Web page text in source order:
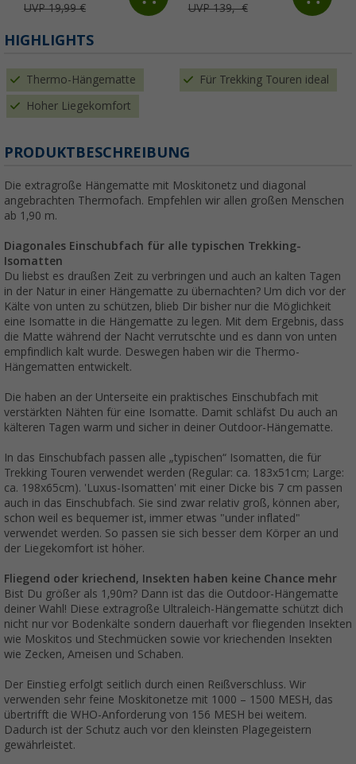
UVP 19,99 € UVP 139,- €
HIGHLIGHTS
Thermo-Hängematte Für Trekking Touren ideal
Hoher Liegekomfort
PRODUKTBESCHREIBUNG
Die extragroße Hängematte mit Moskitonetz und diagonal
angebrachten Thermofach. Empfehlen wir allen großen Menschen
ab 1,90 m.
Diagonales Einschubfach für alle typischen Trekking-
Isomatten
Du liebst es draußen Zeit zu verbringen und auch an kalten Tagen
in der Natur in einer Hängematte zu übernachten? Um dich vor der
Kälte von unten zu schützen, blieb Dir bisher nur die Möglichkeit
eine Isomatte in die Hängematte zu legen. Mit dem Ergebnis, dass
die Matte während der Nacht verrutschte und es dann von unten
empfindlich kalt wurde. Deswegen haben wir die Thermo-
Hängematten entwickelt.
Die haben an der Unterseite ein praktisches Einschubfach mit
verstärkten Nähten für eine Isomatte. Damit schläfst Du auch an
kälteren Tagen warm und sicher in deiner Outdoor-Hängematte.
In das Einschubfach passen alle „typischen“ Isomatten, die für
Trekking Touren verwendet werden (Regular: ca. 183x51cm; Large:
ca. 198x65cm). 'Luxus-Isomatten' mit einer Dicke bis 7 cm passen
auch in das Einschubfach. Sie sind zwar relativ groß, können aber,
schon weil es bequemer ist, immer etwas "under inflated"
verwendet werden. So passen sie sich besser dem Körper an und
der Liegekomfort ist höher.
Fliegend oder kriechend, Insekten haben keine Chance mehr
Bist Du größer als 1,90m? Dann ist das die Outdoor-Hängematte
deiner Wahl! Diese extragroße Ultraleich-Hängematte schützt dich
nicht nur vor Bodenkälte sondern dauerhaft vor fliegenden Insekten
wie Moskitos und Stechmücken sowie vor kriechenden Insekten
wie Zecken, Ameisen und Schaben.
Der Einstieg erfolgt seitlich durch einen Reißverschluss. Wir
verwenden sehr feine Moskitonetze mit 1000 – 1500 MESH, das
übertrifft die WHO-Anforderung von 156 MESH bei weitem.
Dadurch ist der Schutz auch vor den kleinsten Plagegeistern
gewährleistet.